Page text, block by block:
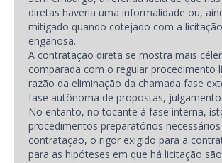
diretas haveria uma informalidade ou,
mitigado quando cotejado com a
enganosa.
A contratação direta se mostra mais
comparada com o regular procedimento
razão da eliminação da chamada fase
fase autônoma de propostas,
No entanto, no tocante à fase interna,
procedimentos preparatórios necessários
contratação, o rigor exigido para a
para as hipóteses em que há licitação são